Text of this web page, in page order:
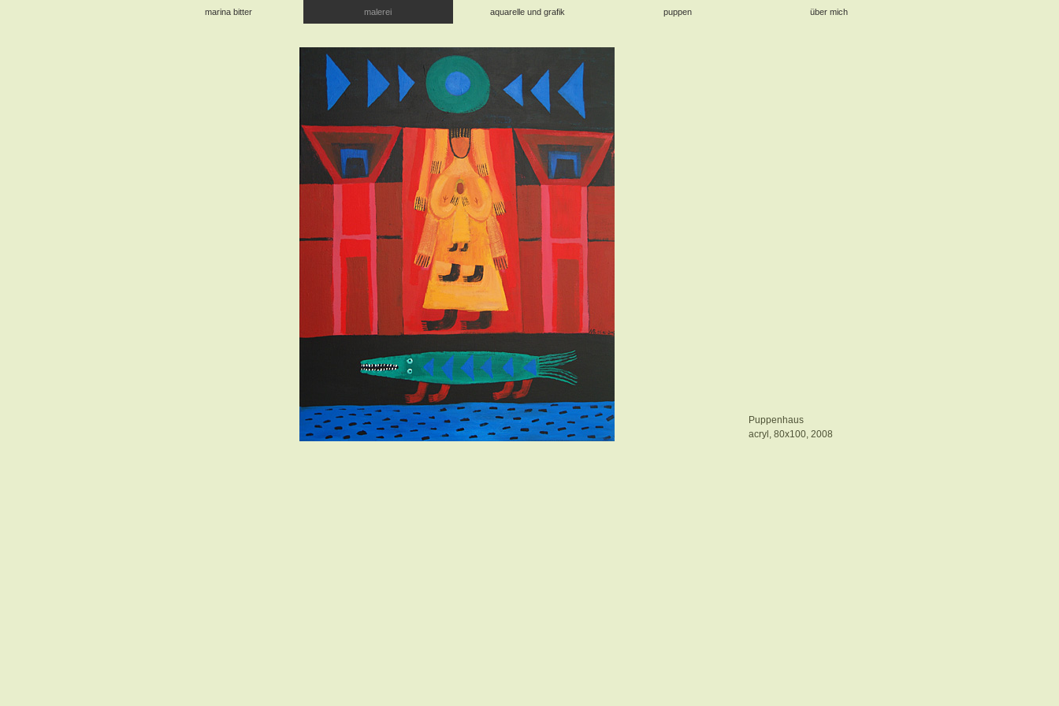
marina bitter malerei aquarelle und grafik puppen über mich
Puppenhaus
acryl, 80x100, 2008